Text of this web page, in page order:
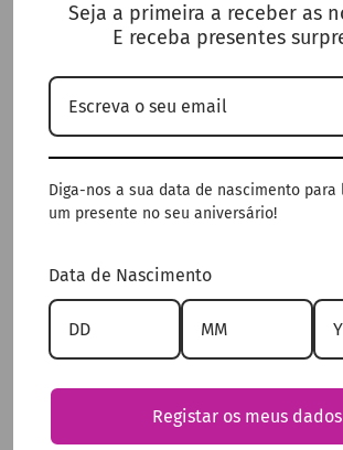
Preço promocional
Preço normal
Seja a primeira a receber as
E receba presentes
Diga-nos a sua data de nascimento para
um presente no seu aniversário!
Data de Nascimento
Registar os meus dados